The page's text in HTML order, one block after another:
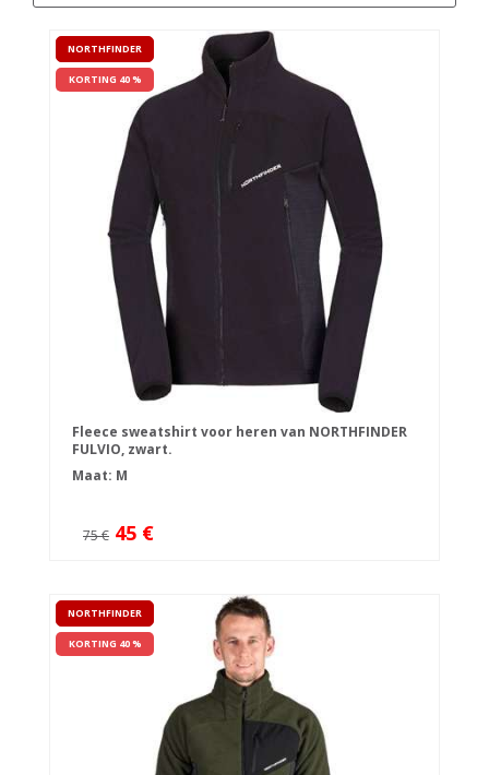
NORTHFINDER
KORTING 40 %
Fleece sweatshirt voor heren van NORTHFINDER
FULVIO, zwart.
Maat: M
75 € 45 €
NORTHFINDER
KORTING 40 %